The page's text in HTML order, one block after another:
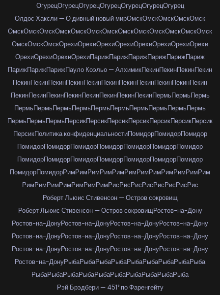
ОгурецОгурецОгурецОгурецОгурецОгурецОгурец
Олдос Хаксли — О дивный новый мирОмскОмскОмскОмскОмск
ОмскОмскОмскОмскОмскОмскОмскОмскОмскОмскОмскОмскОмск
ОмскОмскОмскОрехиОрехиОрехиОрехиОрехиОрехиОрехиОрехи
ОрехиОрехиОрехиОрехиПарижПарижПарижПарижПарижПариж
ПарижПарижПарижПауло Коэльо — АлхимикПекинПекинПекинПекин
ПекинПекинПекинПекинПекинПекинПекинПекинПекинПекинПекин
ПекинПекинПекинПекинПекинПекинПекинПекинПермьПермьПермь
ПермьПермьПермьПермьПермьПермьПермьПермьПермьПермь
ПермьПермьПермьПерсикПерсикПерсикПерсикПерсикПерсикПерсик
ПерсикПолитика конфиденциальностиПомидорПомидорПомидор
ПомидорПомидорПомидорПомидорПомидорПомидорПомидор
ПомидорПомидорПомидорПомидорПомидорПомидорПомидор
ПомидорПомидорРимРимРимРимРимРимРимРимРимРимРимРим
РимРимРимРимРимРимРимРисРисРисРисРисРисРисРис
Роберт Льюис Стивенсон — Остров сокровищ
Роберт Льюис Стивенсон — Остров сокровищРостов-на-Дону
Ростов-на-ДонуРостов-на-ДонуРостов-на-ДонуРостов-на-Дону
Ростов-на-ДонуРостов-на-ДонуРостов-на-ДонуРостов-на-Дону
Ростов-на-ДонуРостов-на-ДонуРостов-на-ДонуРостов-на-Дону
Ростов-на-ДонуРыбаРыбаРыбаРыбаРыбаРыбаРыбаРыбаРыба
РыбаРыбаРыбаРыбаРыбаРыбаРыбаРыбаРыбаРыба
Рэй Брэдбери — 451° по Фаренгейту